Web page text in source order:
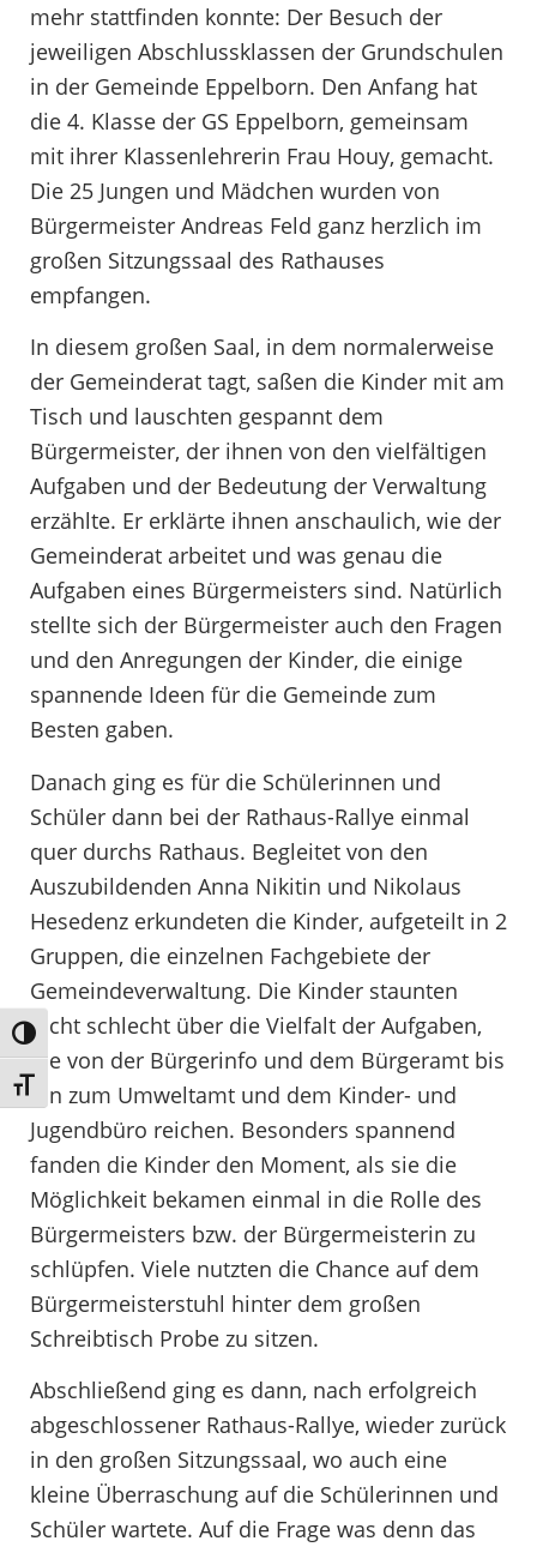
Umschalten auf hohe Kontraste
Schrift vergrößern
mehr stattfinden konnte: Der Besuch der
jeweiligen Abschlussklassen der Grundschulen
in der Gemeinde Eppelborn. Den Anfang hat
die 4. Klasse der GS Eppelborn, gemeinsam
mit ihrer Klassenlehrerin Frau Houy, gemacht.
Die 25 Jungen und Mädchen wurden von
Bürgermeister Andreas Feld ganz herzlich im
großen Sitzungssaal des Rathauses
empfangen.
In diesem großen Saal, in dem normalerweise
der Gemeinderat tagt, saßen die Kinder mit am
Tisch und lauschten gespannt dem
Bürgermeister, der ihnen von den vielfältigen
Aufgaben und der Bedeutung der Verwaltung
erzählte. Er erklärte ihnen anschaulich, wie der
Gemeinderat arbeitet und was genau die
Aufgaben eines Bürgermeisters sind. Natürlich
stellte sich der Bürgermeister auch den Fragen
und den Anregungen der Kinder, die einige
spannende Ideen für die Gemeinde zum
Besten gaben.
Danach ging es für die Schülerinnen und
Schüler dann bei der Rathaus-Rallye einmal
quer durchs Rathaus. Begleitet von den
Auszubildenden Anna Nikitin und Nikolaus
Hesedenz erkundeten die Kinder, aufgeteilt in 2
Gruppen, die einzelnen Fachgebiete der
Gemeindeverwaltung. Die Kinder staunten
nicht schlecht über die Vielfalt der Aufgaben,
die von der Bürgerinfo und dem Bürgeramt bis
hin zum Umweltamt und dem Kinder- und
Jugendbüro reichen. Besonders spannend
fanden die Kinder den Moment, als sie die
Möglichkeit bekamen einmal in die Rolle des
Bürgermeisters bzw. der Bürgermeisterin zu
schlüpfen. Viele nutzten die Chance auf dem
Bürgermeisterstuhl hinter dem großen
Schreibtisch Probe zu sitzen.
Abschließend ging es dann, nach erfolgreich
abgeschlossener Rathaus-Rallye, wieder zurück
in den großen Sitzungssaal, wo auch eine
kleine Überraschung auf die Schülerinnen und
Schüler wartete. Auf die Frage was denn das